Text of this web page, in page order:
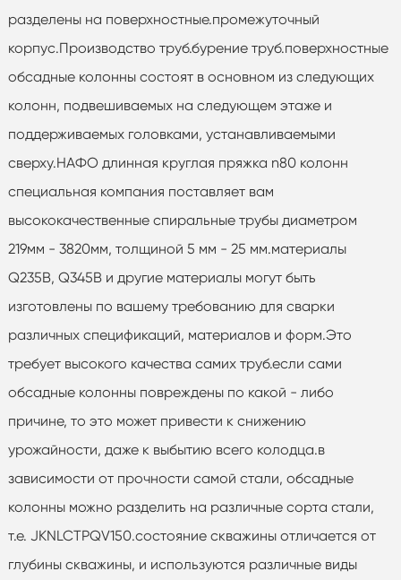
разделены на поверхностные.промежуточный
корпус.Производство труб.бурение труб.поверхностные
обсадные колонны состоят в основном из следующих
колонн, подвешиваемых на следующем этаже и
поддерживаемых головками, устанавливаемыми
сверху.НАФО длинная круглая пряжка n80 колонн
специальная компания поставляет вам
высококачественные спиральные трубы диаметром
219мм - 3820мм, толщиной 5 мм - 25 мм.материалы
Q235B, Q345B и другие материалы могут быть
изготовлены по вашему требованию для сварки
различных спецификаций, материалов и форм.Это
требует высокого качества самих труб.если сами
обсадные колонны повреждены по какой - либо
причине, то это может привести к снижению
урожайности, даже к выбытию всего колодца.в
зависимости от прочности самой стали, обсадные
колонны можно разделить на различные сорта стали,
т.е. JKNLCTPQV150.состояние скважины отличается от
глубины скважины, и используются различные виды